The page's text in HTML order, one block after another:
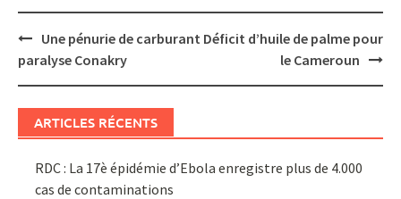
Post
navigation
Une pénurie de carburant
paralyse Conakry
Déficit d’huile de palme pour
le Cameroun
ARTICLES RÉCENTS
RDC : La 17è épidémie d’Ebola enregistre plus de 4.000
cas de contaminations